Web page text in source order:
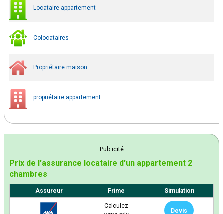
Locataire appartement
Colocataires
Propriétaire maison
propriétaire appartement
Publicité
Prix de l'assurance locataire d'un appartement 2
chambres
Assureur Prime Simulation
Calculez
Devis